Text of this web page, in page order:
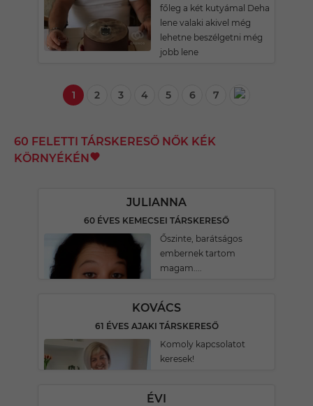
főleg a két kutyámal Deha
lene valaki akivel még
lehetne beszélgetni még
jobb lene
1 2 3 4 5 6 7
60 FELETTI TÁRSKERESŐ NŐK KÉK
KÖRNYÉKÉN
JULIANNA
60 ÉVES KEMECSEI TÁRSKERESŐ
Őszinte, barátságos
embernek tartom
magam....
KOVÁCS
61 ÉVES AJAKI TÁRSKERESŐ
Komoly kapcsolatot
keresek!
ÉVI